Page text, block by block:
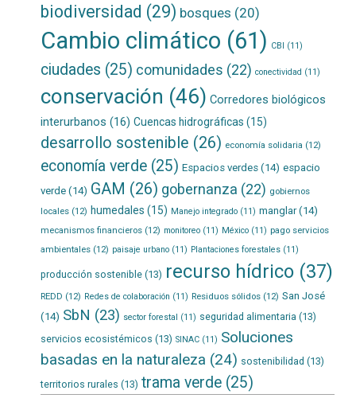
biodiversidad (29) bosques (20)
Cambio climático (61) CBI (11)
ciudades (25) comunidades (22) conectividad (11)
conservación (46) Corredores biológicos
interurbanos (16) Cuencas hidrográficas (15)
desarrollo sostenible (26) economía solidaria (12)
economía verde(25) Espacios verdes(14) espacio
verde(14) GAM (26) gobernanza (22) gobiernos
locales(12) humedales (15) Manejo integrado(11) manglar(14)
mecanismos financieros(12) monitoreo(11) México(11) pago servicios
ambientales(12) paisaje urbano(11) Plantaciones forestales(11)
producción sostenible(13) recurso hídrico(37)
REDD (12) Redes de colaboración (11) Residuos sólidos(12) San José
(14) SbN (23) sector forestal (11) seguridad alimentaria (13)
servicios ecosistémicos (13) SINAC(11) Soluciones
basadas en la naturaleza (24) sostenibilidad (13)
territorios rurales (13) trama verde(25)